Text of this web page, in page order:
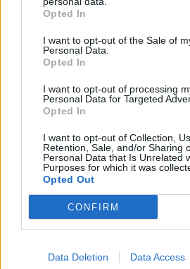
Opted In
I want to opt-out of the Sale of
Personal Data.
Opted In
I want to opt-out of processing
Personal Data for Targeted
Opted In
I want to opt-out of Collection,
Retention, Sale, and/or Sharing
Personal Data that Is Unrelated
Purposes for which it was
Opted Out
CONFIRM
Data Deletion Data Access
Előzmény:#9500SteveBux
Ezüst 20 alatt....
0
14 15
TOPIK GAZDA
giuseppe007
4 3